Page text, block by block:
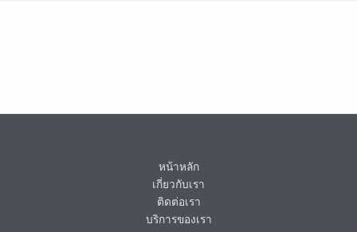
หน้าหลัก
เกี่ยวกับเรา
ติดต่อเรา
บริการของเรา